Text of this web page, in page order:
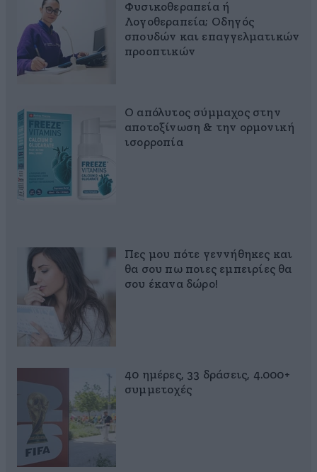
Φυσικοθεραπεία ή
Λογοθεραπεία; Οδηγός
σπουδών και επαγγελματικών
προοπτικών
Ο απόλυτος σύμμαχος στην
αποτοξίνωση & την ορμονική
ισορροπία
Πες μου πότε γεννήθηκες και
θα σου πω ποιες εμπειρίες θα
σου έκανα δώρο!
40 ημέρες, 33 δράσεις, 4.000+
συμμετοχές